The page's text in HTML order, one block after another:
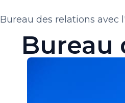
Bureau des relations avec
Bureau